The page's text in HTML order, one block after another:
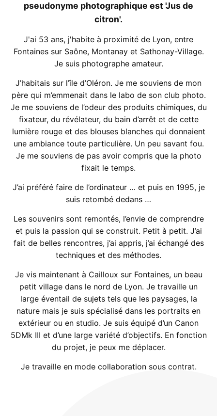
pseudonyme photographique est 'Jus de
citron'.
J'ai 53 ans, j'habite à proximité de Lyon, entre
Fontaines sur Saône, Montanay et Sathonay-Village.
Je suis photographe amateur.
J’habitais sur l’île d’Oléron. Je me souviens de mon
père qui m’emmenait dans le labo de son club photo.
Je me souviens de l’odeur des produits chimiques, du
fixateur, du révélateur, du bain d’arrêt et de cette
lumière rouge et des blouses blanches qui donnaient
une ambiance toute particulière. Un peu savant fou.
Je me souviens de pas avoir compris que la photo
fixait le temps.
J’ai préféré faire de l’ordinateur … et puis en 1995, je
suis retombé dedans …
Les souvenirs sont remontés, l’envie de comprendre
et puis la passion qui se construit. Petit à petit. J’ai
fait de belles rencontres, j’ai appris, j’ai échangé des
techniques et des méthodes.
Je vis maintenant à Cailloux sur Fontaines, un beau
petit village dans le nord de Lyon. Je travaille un
large éventail de sujets tels que les paysages, la
nature mais je suis spécialisé dans les portraits en
extérieur ou en studio. Je suis équipé d’un Canon
5DMk III et d’une large variété d’objectifs. En fonction
du projet, je peux me déplacer.
Je travaille en mode collaboration sous contrat.